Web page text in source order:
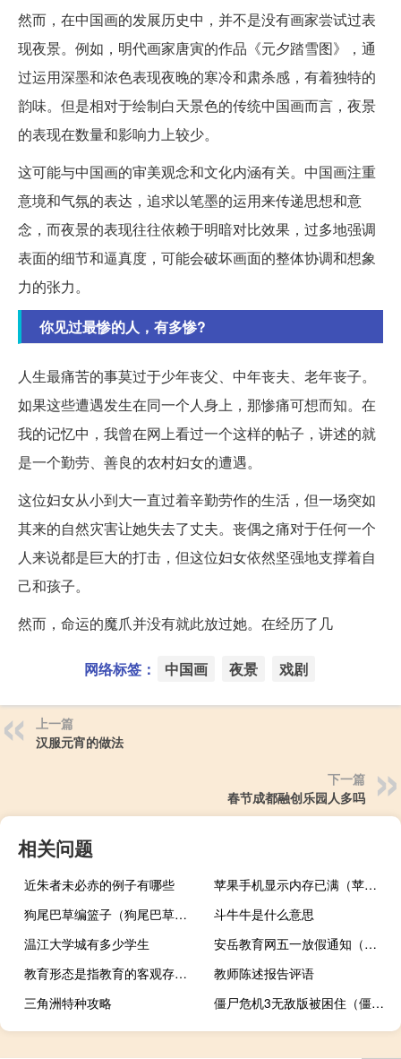
然而，在中国画的发展历史中，并不是没有画家尝试过表
现夜景。例如，明代画家唐寅的作品《元夕踏雪图》，通
过运用深墨和浓色表现夜晚的寒冷和肃杀感，有着独特的
韵味。但是相对于绘制白天景色的传统中国画而言，夜景
的表现在数量和影响力上较少。
这可能与中国画的审美观念和文化内涵有关。中国画注重
意境和气氛的表达，追求以笔墨的运用来传递思想和意
念，而夜景的表现往往依赖于明暗对比效果，过多地强调
表面的细节和逼真度，可能会破坏画面的整体协调和想象
力的张力。
你见过最惨的人，有多惨?
人生最痛苦的事莫过于少年丧父、中年丧夫、老年丧子。
如果这些遭遇发生在同一个人身上，那惨痛可想而知。在
我的记忆中，我曾在网上看过一个这样的帖子，讲述的就
是一个勤劳、善良的农村妇女的遭遇。
这位妇女从小到大一直过着辛勤劳作的生活，但一场突如
其来的自然灾害让她失去了丈夫。丧偶之痛对于任何一个
人来说都是巨大的打击，但这位妇女依然坚强地支撑着自
己和孩子。
然而，命运的魔爪并没有就此放过她。在经历了几
网络标签： 中国画 夜景 戏剧
上一篇
汉服元宵的做法
下一篇
春节成都融创乐园人多吗
相关问题
近朱者未必赤的例子有哪些
苹果手机显示内存已满（苹果手机内存满死机）
狗尾巴草编篮子（狗尾巴草编兔子）
斗牛牛是什么意思
温江大学城有多少学生
安岳教育网五一放假通知（安岳教育网）
教育形态是指教育的客观存在形式和表现状态 依据教育活动的规范程度 教育活动
教师陈述报告评语
三角洲特种攻略
僵尸危机3无敌版被困住（僵尸危机3无敌）